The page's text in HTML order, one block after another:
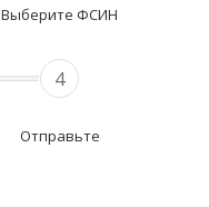
Выберите ФСИН
4
Отправьте